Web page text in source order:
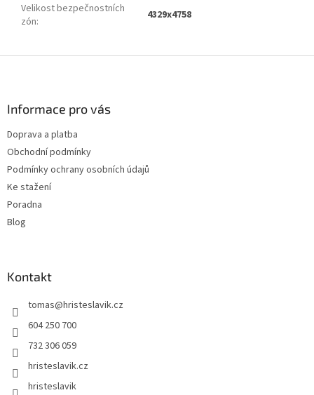
Velikost bezpečnostních
zón: 4329x4758
Informace pro vás
Doprava a platba
Obchodní podmínky
Podmínky ochrany osobních údajů
Ke stažení
Poradna
Blog
Kontakt
tomas@hristeslavik.cz
604 250 700
732 306 059
hristeslavik.cz
hristeslavik